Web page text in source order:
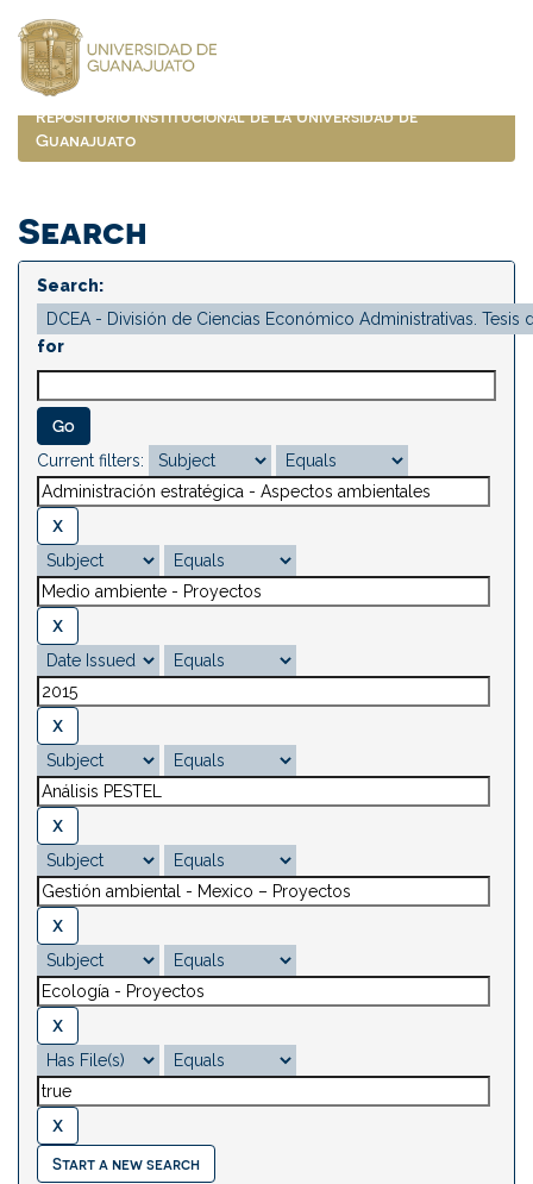
navigation
Repositorio Institucional de la Universidad de
Guanajuato
Search
Search:
for
Current filters:
Start a new search